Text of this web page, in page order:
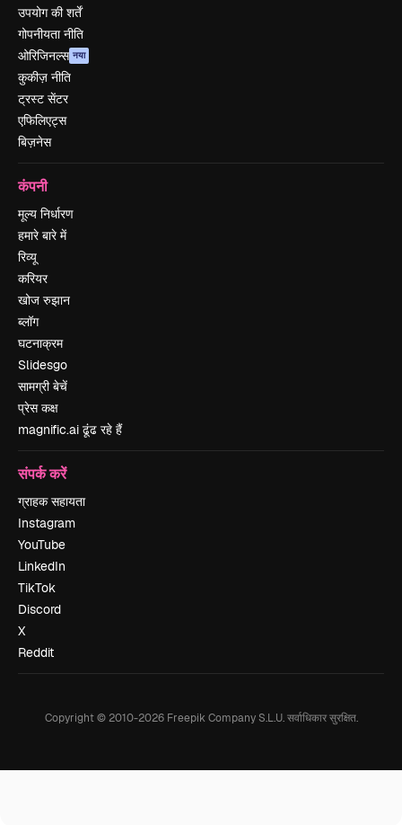
उपयोग की शर्तें
गोपनीयता नीति
ओरिजिनल्स नया
कुकीज़ नीति
ट्रस्ट सेंटर
एफिलिएट्स
बिज़नेस
कंपनी
मूल्य निर्धारण
हमारे बारे में
रिव्यू
करियर
खोज रुझान
ब्लॉग
घटनाक्रम
Slidesgo
सामग्री बेचें
प्रेस कक्ष
magnific.ai ढूंढ रहे हैं
संपर्क करें
ग्राहक सहायता
Instagram
YouTube
LinkedIn
TikTok
Discord
X
Reddit
Copyright © 2010-2026Freepik Company S.L.U. सर्वाधिकार सुरक्षित.